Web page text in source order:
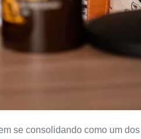
se consolidando como um